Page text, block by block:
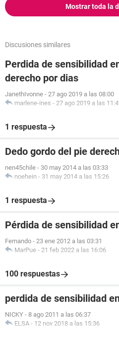
Mostrar toda la
Discusiones similares
Perdida de sensibilidad
derecho por dias
JanethIvonne - 27 ago 2019 a las 08:00
marlene-ines - 27 ago 2019 a las
1 respuesta
Dedo gordo del pie
nen45chile - 30 may 2014 a las 03:33
noehein - 31 may 2014 a las 15:26
1 respuesta
Pérdida de sensibilidad
Fernando - 23 ene 2012 a las 03:31
MarPue - 21 feb 2022 a las 16:06
100 respuestas
perdida de sensibilidad
NICKY - 8 ago 2011 a las 06:37
ELSA - 12 nov 2018 a las 15:36